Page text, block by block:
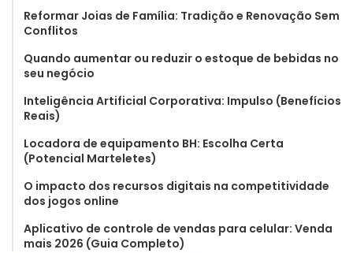
Reformar Joias de Família: Tradição e Renovação Sem
Conflitos
Quando aumentar ou reduzir o estoque de bebidas no
seu negócio
Inteligência Artificial Corporativa: Impulso (Benefícios
Reais)
Locadora de equipamento BH: Escolha Certa
(Potencial Marteletes)
O impacto dos recursos digitais na competitividade
dos jogos online
Aplicativo de controle de vendas para celular: Venda
mais 2026 (Guia Completo)